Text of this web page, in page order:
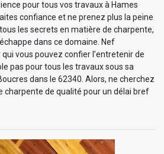
pour tous vos travaux à Hames
confiance et ne prenez plus la peine
les secrets en matière de charpente,
dans ce domaine. Nef
vous pouvez confier l’entretenir de
pas pour tous les travaux sous sa
dans le 62340. Alors, ne cherchez
charpente de qualité pour un délai bref